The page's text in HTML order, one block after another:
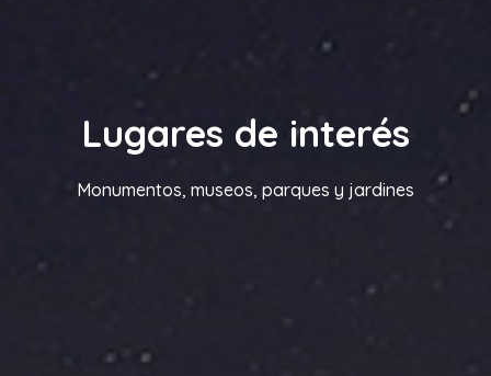
Lugares de interés
Monumentos, museos, parques y jardines